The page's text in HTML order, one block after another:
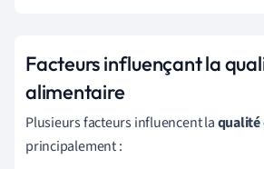
Facteurs influençant la
alimentaire
Plusieurs facteurs influencent laqualité
principalement :